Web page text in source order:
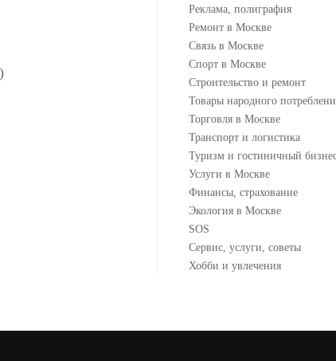
Реклама, полиграфия
Ремонт в Москве
Связь в Москве
Спорт в Москве
Строительство и ремонт
Товары народного
Торговля в Москве
Транспорт и логистика
Туризм и гостиничный
Услуги в Москве
Финансы, страхование
Экология в Москве
SOS
Сервис, услуги, советы
Хобби и увлечения